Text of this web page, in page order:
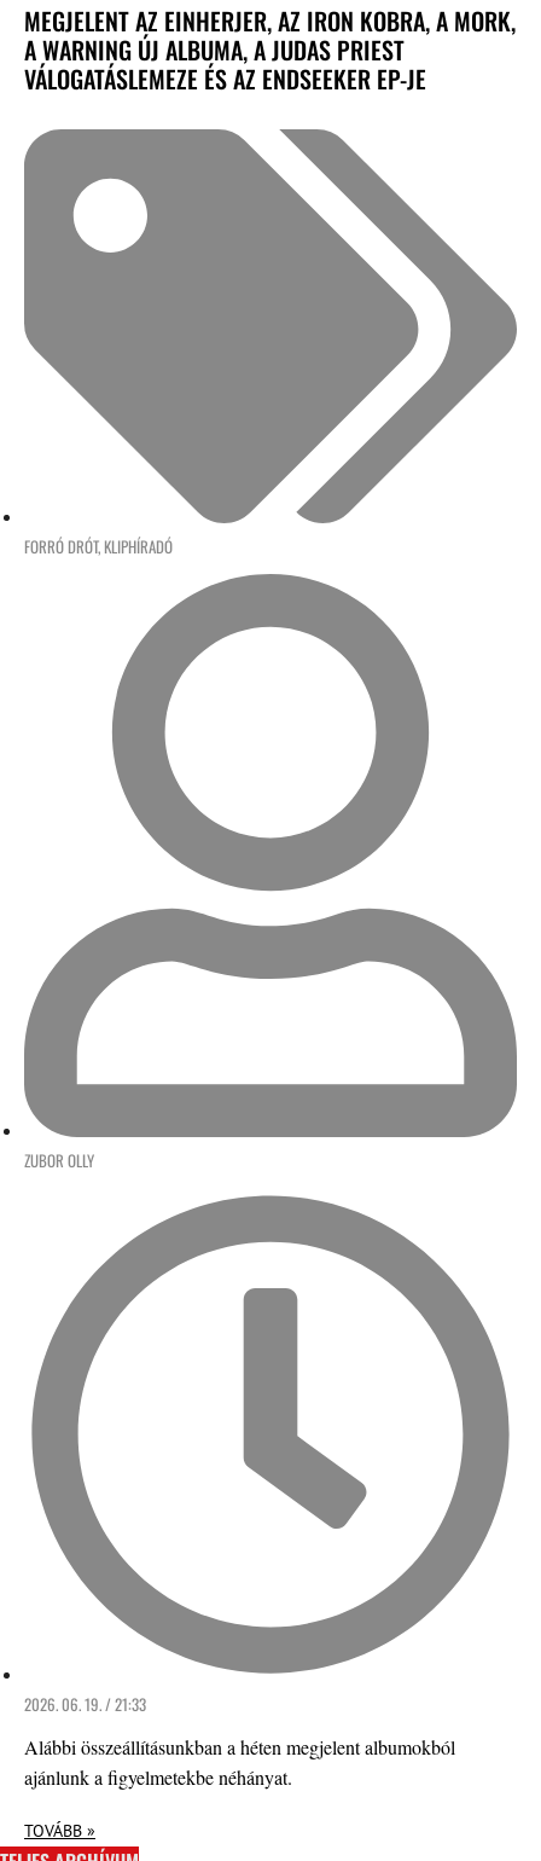
MEGJELENT AZ EINHERJER, AZ IRON KOBRA, A MORK,
A WARNING ÚJ ALBUMA, A JUDAS PRIEST
VÁLOGATÁSLEMEZE ÉS AZ ENDSEEKER EP-JE
FORRÓ DRÓT, KLIPHÍRADÓ
ZUBOR OLLY
2026. 06. 19. / 21:33
Alábbi összeállításunkban a héten megjelent albumokból
ajánlunk a figyelmetekbe néhányat.
TOVÁBB »